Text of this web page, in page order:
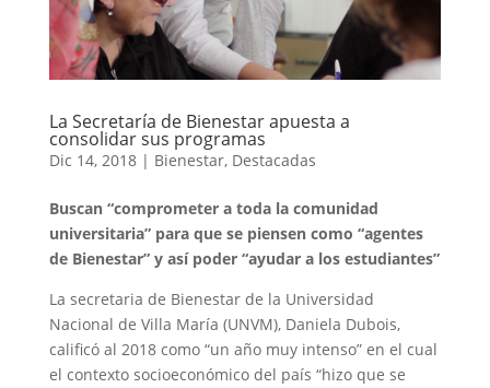
La Secretaría de Bienestar apuesta a
consolidar sus programas
Dic 14, 2018| Bienestar, Destacadas
Buscan “comprometer a toda la comunidad
universitaria” para que se piensen como “agentes
de Bienestar” y así poder “ayudar a los estudiantes”
La secretaria de Bienestar de la Universidad
Nacional de Villa María (UNVM), Daniela Dubois,
calificó al 2018 como “un año muy intenso” en el cual
el contexto socioeconómico del país “hizo que se